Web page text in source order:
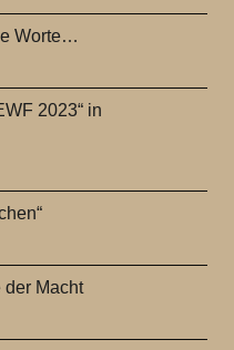
Worte…
2023“ in
Macht